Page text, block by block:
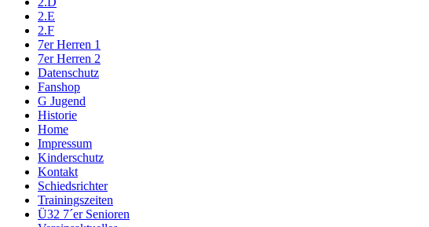
2.E
2.F
7er Herren 1
7er Herren 2
Datenschutz
Fanshop
G Jugend
Historie
Home
Impressum
Kinderschutz
Kontakt
Schiedsrichter
Trainingszeiten
Ü32 7´er Senioren